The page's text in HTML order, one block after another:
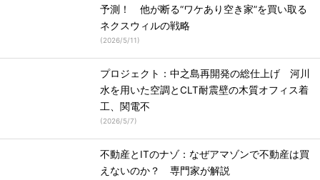
予測！ 他が断る“ワケあり空き家”を買い取る
ネクスウィルの戦略
(2026/5/11)
プロジェクト：中之島再開発の総仕上げ 河川
水を用いた空調とCLT耐震壁の木質オフィス着
工、関電不
(2026/5/7)
不動産とITのナゾ：なぜアマゾンで不動産は買
えないのか？ 専門家が解説